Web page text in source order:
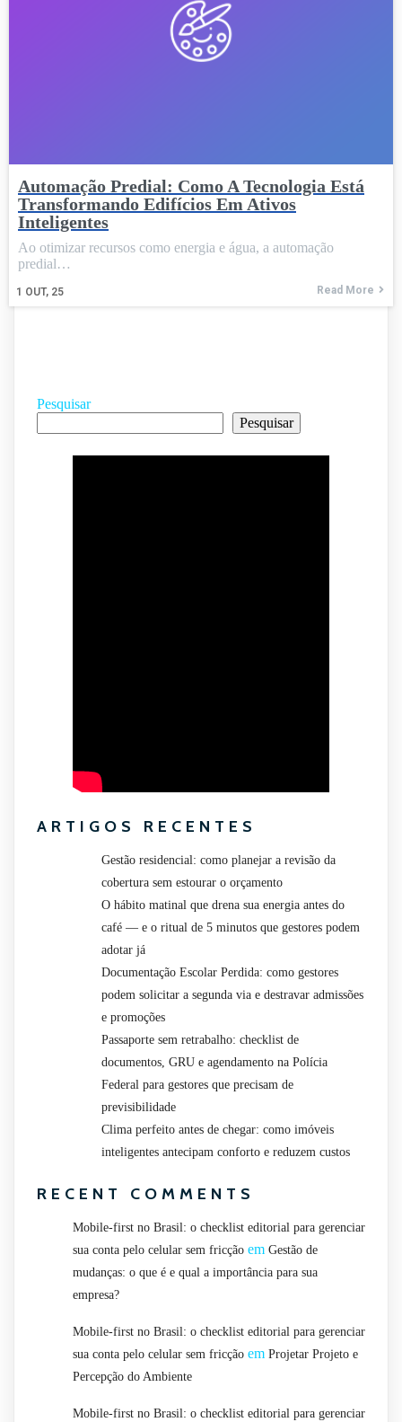
Automação Predial: Como A Tecnologia Está
Transformando Edifícios Em Ativos
Inteligentes
1 OUT, 25
Ao otimizar recursos como energia e água, a automação
predial…
Read More
Pesquisar
Pesquisar
ARTIGOS RECENTES
Gestão residencial: como planejar a revisão da
cobertura sem estourar o orçamento
O hábito matinal que drena sua energia antes do
café — e o ritual de 5 minutos que gestores podem
adotar já
Documentação Escolar Perdida: como gestores
podem solicitar a segunda via e destravar admissões
e promoções
Passaporte sem retrabalho: checklist de
documentos, GRU e agendamento na Polícia
Federal para gestores que precisam de
previsibilidade
Clima perfeito antes de chegar: como imóveis
inteligentes antecipam conforto e reduzem custos
RECENT COMMENTS
Mobile-first no Brasil: o checklist editorial para gerenciar
sua conta pelo celular sem fricção em Gestão de
mudanças: o que é e qual a importância para sua
empresa?
Mobile-first no Brasil: o checklist editorial para gerenciar
sua conta pelo celular sem fricção em Projetar Projeto e
Percepção do Ambiente
Mobile-first no Brasil: o checklist editorial para gerenciar